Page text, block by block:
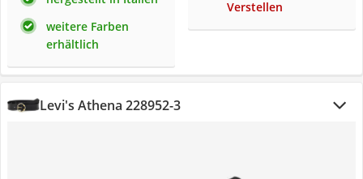
weitere Farben
erhältlich
Verstellen
Levi's Athena 228952-3